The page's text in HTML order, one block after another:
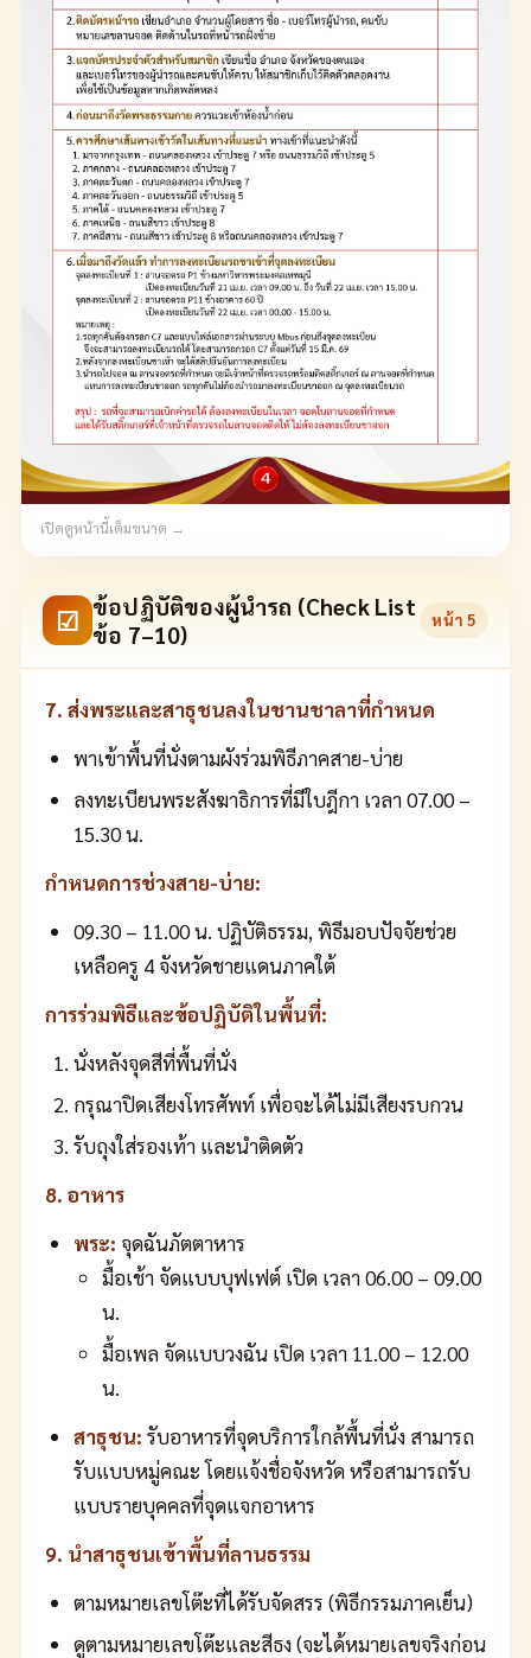
เปิดดูหน้านี้เต็มขนาด →
☑ ข้อปฏิบัติของผู้นำรถ (Check List
ข้อ 7–10)
หน้า5
7. ส่งพระและสาธุชนลงในชานชาลาที่กำหนด
พาเข้าพื้นที่นั่งตามผังร่วมพิธีภาคสาย-บ่าย
ลงทะเบียนพระสังฆาธิการที่มีใบฎีกา เวลา 07.00 –
15.30 น.
กำหนดการช่วงสาย-บ่าย:
09.30 – 11.00 น. ปฏิบัติธรรม, พิธีมอบปัจจัยช่วย
เหลือครู 4 จังหวัดชายแดนภาคใต้
การร่วมพิธีและข้อปฏิบัติในพื้นที่:
นั่งหลังจุดสีที่พื้นที่นั่ง
กรุณาปิดเสียงโทรศัพท์ เพื่อจะได้ไม่มีเสียงรบกวน
รับถุงใส่รองเท้า และนำติดตัว
8. อาหาร
พระ: จุดฉันภัตตาหาร
มื้อเช้า จัดแบบบุฟเฟต์ เปิด เวลา 06.00 – 09.00
น.
มื้อเพล จัดแบบวงฉัน เปิด เวลา 11.00 – 12.00
น.
สาธุชน: รับอาหารที่จุดบริการใกล้พื้นที่นั่ง สามารถ
รับแบบหมู่คณะ โดยแจ้งชื่อจังหวัด หรือสามารถรับ
แบบรายบุคคลที่จุดแจกอาหาร
9. นำสาธุชนเข้าพื้นที่ลานธรรม
ตามหมายเลขโต๊ะที่ได้รับจัดสรร (พิธีกรรมภาคเย็น)
ดูตามหมายเลขโต๊ะและสีธง (จะได้หมายเลขจริงก่อน